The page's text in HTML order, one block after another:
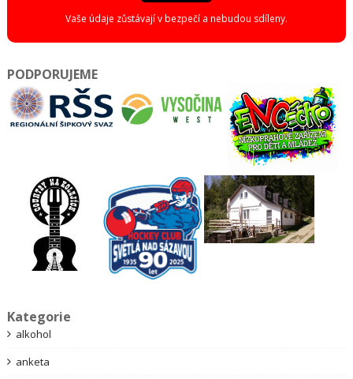
Vaše údaje zůstávají v bezpečí a nebudou sdíleny.
PODPORUJEME
Kategorie
alkohol
anketa